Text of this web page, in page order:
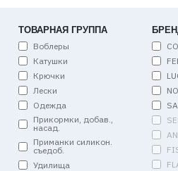
ТОВАРНАЯ ГРУППА
Воблеры
Катушки
Крючки
Лески
Одежда
Прикормки, добав.,
насад.
Приманки силикон.
съедоб.
Удилища